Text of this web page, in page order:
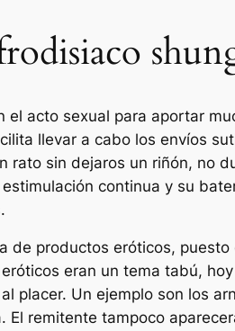
acto sexual para aportar
llevar a cabo los envíos
sin dejaros un riñón, no
continua y su
de productos eróticos,
eran un tema tabú,
placer. Un ejemplo son los
remitente tampoco